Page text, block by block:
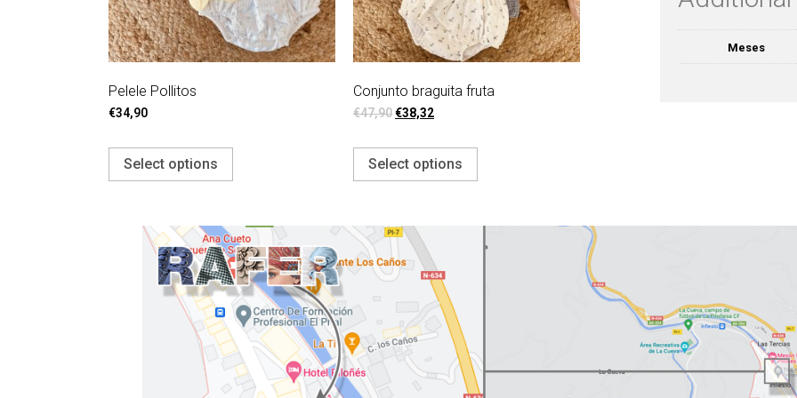
Pelele Pollitos
€34,90
Select options
Conjunto braguita fruta
€47,90€38,32
Select options
Meses